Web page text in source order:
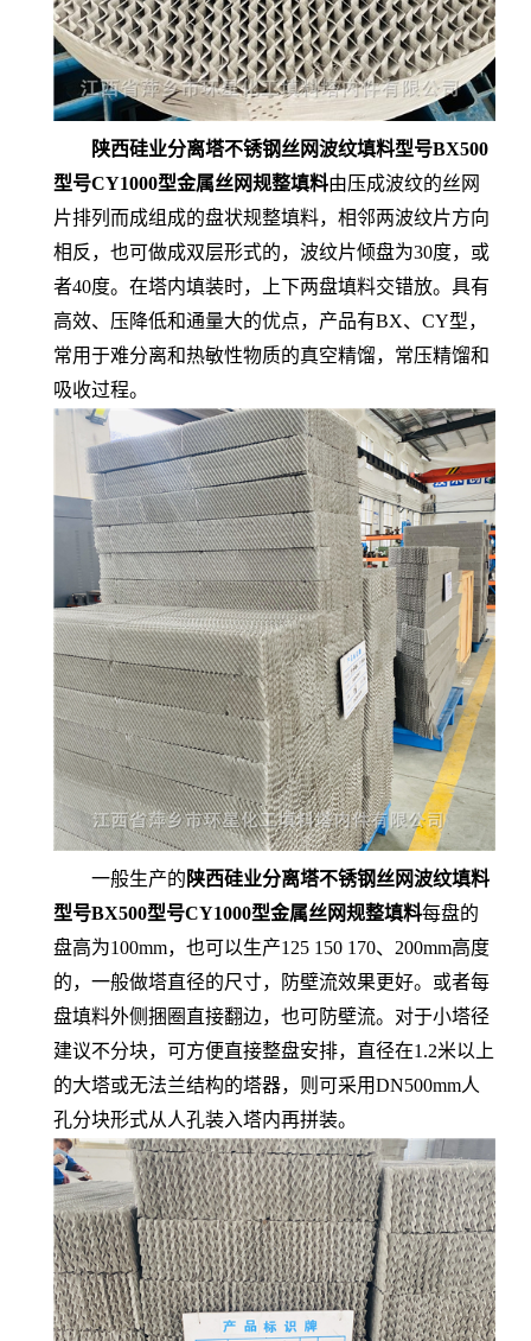
陕西硅业分离塔不锈钢丝网波纹填料型号BX500
型号CY1000型金属丝网规整填料由压成波纹的丝网
片排列而成组成的盘状规整填料，相邻两波纹片方向
相反，也可做成双层形式的，波纹片倾盘为30度，或
者40度。在塔内填装时，上下两盘填料交错放。具有
高效、压降低和通量大的优点，产品有BX、CY型，
常用于难分离和热敏性物质的真空精馏，常压精馏和
吸收过程。
一般生产的 陕西硅业分离塔不锈钢丝网波纹填料
型号BX500型号CY1000型金属丝网规整填料每盘的
盘高为100mm，也可以生产125 150 170、200mm高度
的，一般做塔直径的尺寸，防壁流效果更好。或者每
盘填料外侧捆圈直接翻边，也可防壁流。对于小塔径
建议不分块，可方便直接整盘安排，直径在1.2米以上
的大塔或无法兰结构的塔器，则可采用DN500mm人
孔分块形式从人孔装入塔内再拼装。